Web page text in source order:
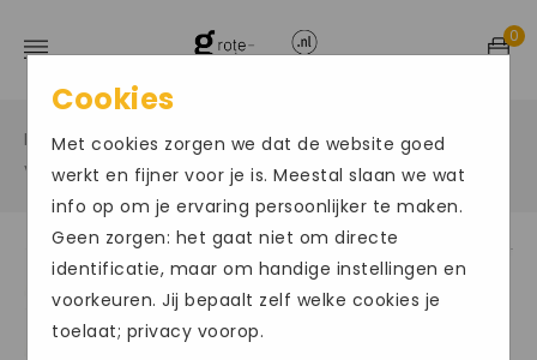
0
Home / Grote maten damesschoenen /
Veterschoen hoog /
Size Chart
Cookies
Met cookies zorgen we dat de website goed
werkt en fijner voor je is. Meestal slaan we wat
info op om je ervaring persoonlijker te maken.
Geen zorgen: het gaat niet om directe
identificatie, maar om handige instellingen en
voorkeuren. Jij bepaalt zelf welke cookies je
toelaat; privacy voorop.